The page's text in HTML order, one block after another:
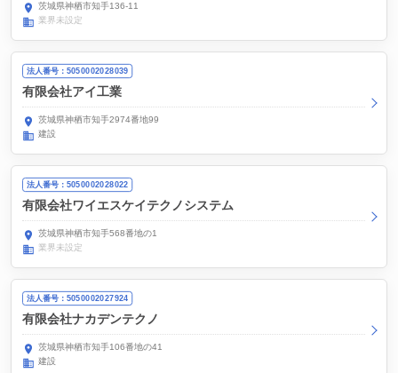
茨城県神栖市知手136-11
業界未設定
法人番号：5050002028039
有限会社アイ工業
茨城県神栖市知手2974番地99
建設
法人番号：5050002028022
有限会社ワイエスケイテクノシステム
茨城県神栖市知手568番地の1
業界未設定
法人番号：5050002027924
有限会社ナカデンテクノ
茨城県神栖市知手106番地の41
建設